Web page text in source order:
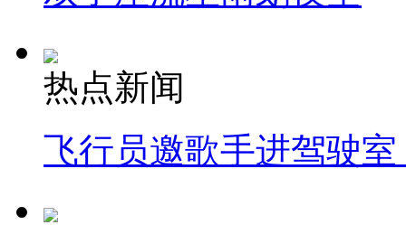
热点新闻
飞行员邀歌手进驾驶